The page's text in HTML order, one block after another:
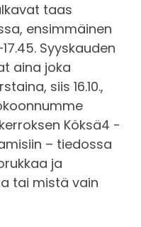
taas
ensimmäinen
Syyskauden
aina joka
siis 16.10.,
Köksä4 -
– tiedossa
ja
tai mistä vain